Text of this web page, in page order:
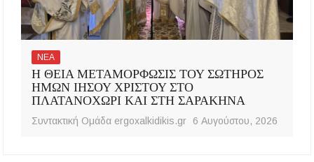
ΝΕΑ
Η ΘΕΙΑ ΜΕΤΑΜΟΡΦΩΣΙΣ ΤΟΥ ΣΩΤΗΡΟΣ
ΗΜΩΝ ΙΗΣΟΥ ΧΡΙΣΤΟΥ ΣΤΟ
ΠΛΑΤΑΝΟΧΩΡΙ ΚΑΙ ΣΤΗ ΣΑΡΑΚΗΝΑ
Συντακτική Ομάδα ergoxalkidikis.gr 6 Αυγούστου, 2026